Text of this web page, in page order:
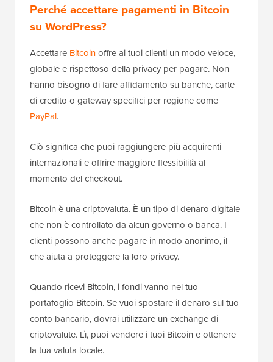
Perché accettare pagamenti in Bitcoin
su WordPress?
Accettare Bitcoinoffre ai tuoi clienti un modo veloce,
globale e rispettoso della privacy per pagare. Non
hanno bisogno di fare affidamento su banche, carte
di credito o gateway specifici per regione come
PayPal.
Ciò significa che puoi raggiungere più acquirenti
internazionali e offrire maggiore flessibilità al
momento del checkout.
Bitcoin è una criptovaluta. È un tipo di denaro digitale
che non è controllato da alcun governo o banca. I
clienti possono anche pagare in modo anonimo, il
che aiuta a proteggere la loro privacy.
Quando ricevi Bitcoin, i fondi vanno nel tuo
portafoglio Bitcoin. Se vuoi spostare il denaro sul tuo
conto bancario, dovrai utilizzare un exchange di
criptovalute. Lì, puoi vendere i tuoi Bitcoin e ottenere
la tua valuta locale.